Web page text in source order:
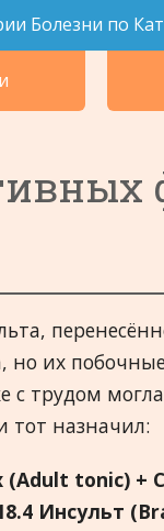
Болезни по
1 - 4
9 - 13
14 - 18
но их
трудом
тот назначил:
(Adult tonic) +
Инсульт (